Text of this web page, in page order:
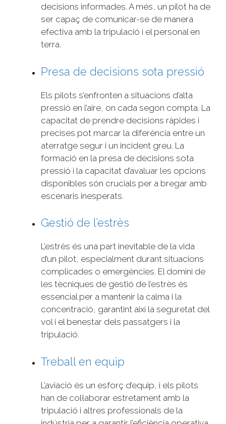
decisions informades. A més, un pilot ha de
ser capaç de comunicar-se de manera
efectiva amb la tripulació i el personal en
terra.
Presa de decisions sota pressió
Els pilots s’enfronten a situacions d’alta
pressió en l’aire, on cada segon compta. La
capacitat de prendre decisions ràpides i
precises pot marcar la diferència entre un
aterratge segur i un incident greu. La
formació en la presa de decisions sota
pressió i la capacitat d’avaluar les opcions
disponibles són crucials per a bregar amb
escenaris inesperats.
Gestió de l’estrès
L’estrès és una part inevitable de la vida
d’un pilot, especialment durant situacions
complicades o emergències. El domini de
les tècniques de gestió de l’estrès és
essencial per a mantenir la calma i la
concentració, garantint així la seguretat del
vol i el benestar dels passatgers i la
tripulació.
Treball en equip
L’aviació és un esforç d’equip, i els pilots
han de col·laborar estretament amb la
tripulació i altres professionals de la